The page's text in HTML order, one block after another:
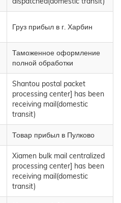
Груз прибыл в г. Харбин
Таможенное оформление
полной обработки
Shantou postal packet
processing center] has been
receiving mail(domestic
transit)
Товар прибыл в Пулково
Xiamen bulk mail centralized
processing center] has been
receiving mail(domestic
transit)